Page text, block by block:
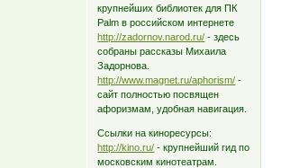
крупнейших библиотек для ПК
Palm в российском интернете
http://zadornov.narod.ru/ - здесь
собраны рассказы Михаила
Задорнова.
http://www.magnet.ru/aphorism/ -
сайт полностью посвящен
афоризмам, удобная навигация.
Ссылки на киноресурсы:
http://kino.ru/ - крупнейший гид по
московским кинотеатрам.